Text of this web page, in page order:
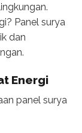
Panel surya
dan
Energi
panel surya